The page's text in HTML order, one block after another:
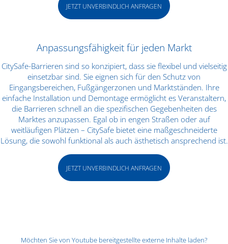
JETZT UNVERBINDLICH ANFRAGEN
Anpassungsfähigkeit für jeden Markt
CitySafe-Barrieren sind so konzipiert, dass sie flexibel und vielseitig
einsetzbar sind. Sie eignen sich für den Schutz von
Eingangsbereichen, Fußgängerzonen und Marktständen. Ihre
einfache Installation und Demontage ermöglicht es Veranstaltern,
die Barrieren schnell an die spezifischen Gegebenheiten des
Marktes anzupassen. Egal ob in engen Straßen oder auf
weitläufigen Plätzen – CitySafe bietet eine maßgeschneiderte
Lösung, die sowohl funktional als auch ästhetisch ansprechend ist.
JETZT UNVERBINDLICH ANFRAGEN
Möchten Sie von Youtube bereitgestellte externe Inhalte laden?